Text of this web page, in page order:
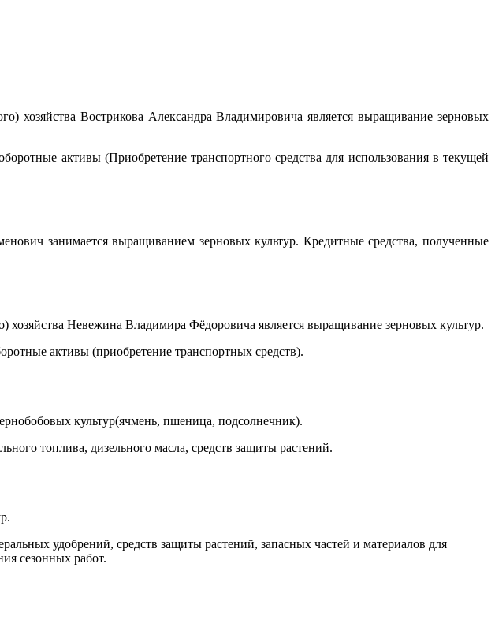
хозяйства Вострикова Александра Владимировича является выращивание зерновых
активы (Приобретение транспортного средства для использования в текущей
занимается выращиванием зерновых культур. Кредитные средства, полученные
Невежина Владимира Фёдоровича является выращивание зерновых культур.
активы (приобретение транспортных средств).
культур(ячмень, пшеница, подсолнечник).
топлива, дизельного масла, средств защиты растений.
удобрений, средств защиты растений, запасных частей и материалов для
сезонных работ.